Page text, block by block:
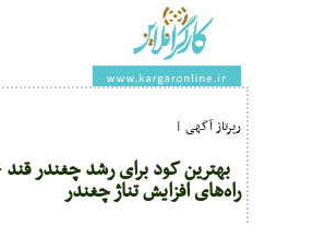
رپرتاژ آگهی |
بهترین کود برای رشد چغندر قند
راه‌های افزایش تناژ چغندر